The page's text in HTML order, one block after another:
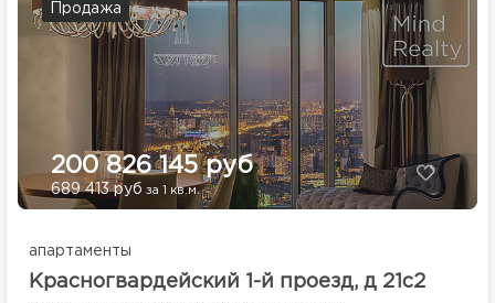
Продажа
200 826 145 руб
689 413 руб за 1 кв.м.
апартаменты
Красногвардейский 1-й проезд, д 21с2